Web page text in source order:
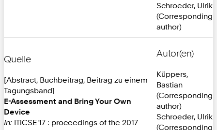
Schroeder, Ulrik
(Corresponding
author)
Quelle
[Abstract, Buchbeitrag, Beitrag zu einem
Tagungsband]
E-Assessment and Bring Your Own
Device
In: ITiCSE'17 : proceedings of the 2017
Autor(en)
Küppers,
Bastian
(Corresponding
author)
Schroeder, Ulrik
(Corresponding